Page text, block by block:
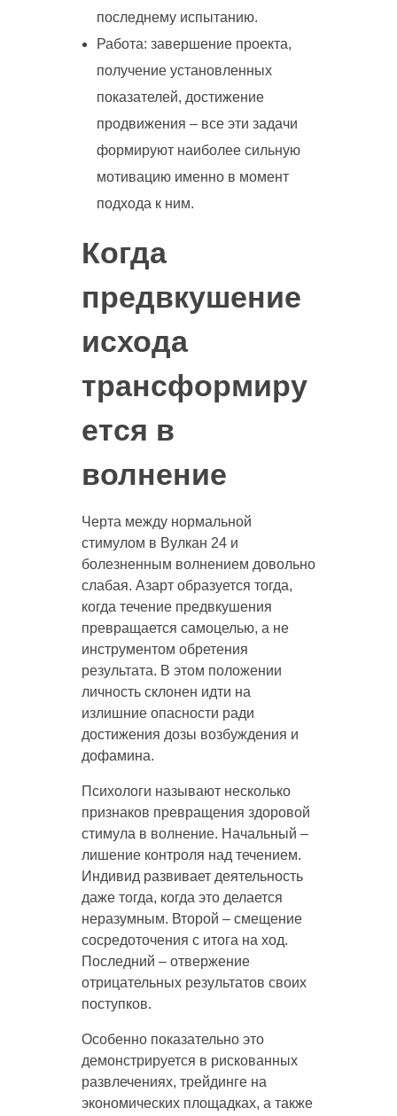
последнему испытанию.
Работа: завершение проекта,
получение установленных
показателей, достижение
продвижения – все эти задачи
формируют наиболее сильную
мотивацию именно в момент
подхода к ним.
Когда
предвкушение
исхода
трансформиру
ется в
волнение
Черта между нормальной
стимулом в Вулкан 24 и
болезненным волнением довольно
слабая. Азарт образуется тогда,
когда течение предвкушения
превращается самоцелью, а не
инструментом обретения
результата. В этом положении
личность склонен идти на
излишние опасности ради
достижения дозы возбуждения и
дофамина.
Психологи называют несколько
признаков превращения здоровой
стимула в волнение. Начальный –
лишение контроля над течением.
Индивид развивает деятельность
даже тогда, когда это делается
неразумным. Второй – смещение
сосредоточения с итога на ход.
Последний – отвержение
отрицательных результатов своих
поступков.
Особенно показательно это
демонстрируется в рискованных
развлечениях, трейдинге на
экономических площадках, а также